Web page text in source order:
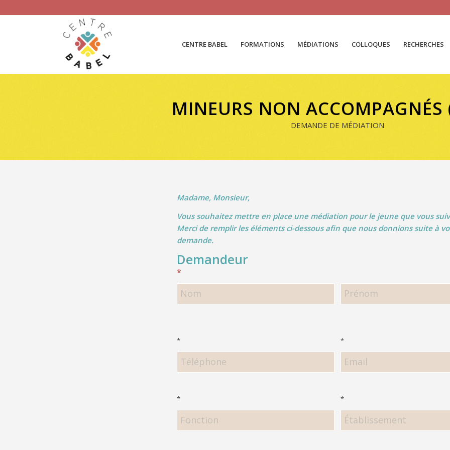
CENTRE BABEL FORMATIONS MÉDIATIONS COLLOQUES RECHERCHES
MINEURS NON
DEMANDE DE MÉDIATION
Madame, Monsieur,
Vous souhaitez mettre en place une médiation pour le jeune que vous
Merci de remplir les éléments ci-dessous afin que nous donnions suite à
demande.
MÉDIATION
MNA.
Demandeur
*
<h5>Demandeur</h5> <h5>Demandeur</h5>
* *
* *